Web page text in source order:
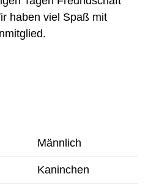
haben viel Spaß mit
Männlich
Kaninchen